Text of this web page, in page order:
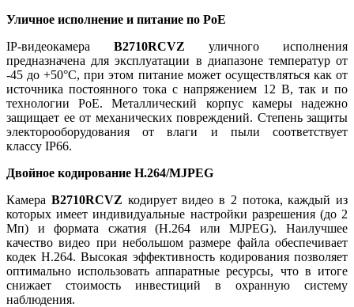
Уличное исполнение и питание по PoE
IP-видеокамера B2710RCVZ уличного исполнения
предназначена для эксплуатации в диапазоне температур от
-45 до +50°C, при этом питание может осуществляться как от
источника постоянного тока с напряжением 12 В, так и по
технологии PoE. Металлический корпус камеры надежно
защищает ее от механических повреждений. Степень защиты
электорооборудования от влаги и пыли соответствует
классу IP66.
Двойное кодирование Н.264/MJPEG
Камера B2710RCVZ кодирует видео в 2 потока, каждый из
которых имеет индивидуальные настройки разрешения (до 2
Мп) и формата сжатия (H.264 или MJPEG). Наилучшее
качество видео при небольшом размере файла обеспечивает
кодек Н.264. Высокая эффективность кодирования позволяет
оптимально использовать аппаратные ресурсы, что в итоге
снижает стоимость инвестиций в охранную систему
наблюдения.